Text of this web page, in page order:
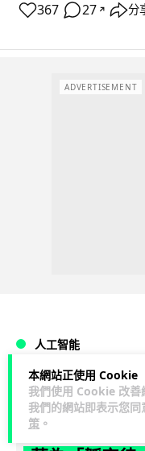
本網站正使用 Cookie
我們使用 Cookie 改善
我們的網站即表示您同
策 。
367 27 ↗ 分
ADVERTISEMENT
人工智能
Lawton 2 日
華為科學家警